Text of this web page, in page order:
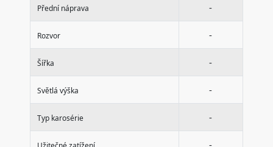
Přední náprava -
Rozvor -
Šířka -
Světlá výška -
Typ karosérie -
-